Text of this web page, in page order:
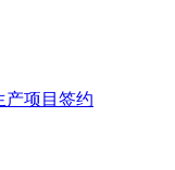
产项目签约